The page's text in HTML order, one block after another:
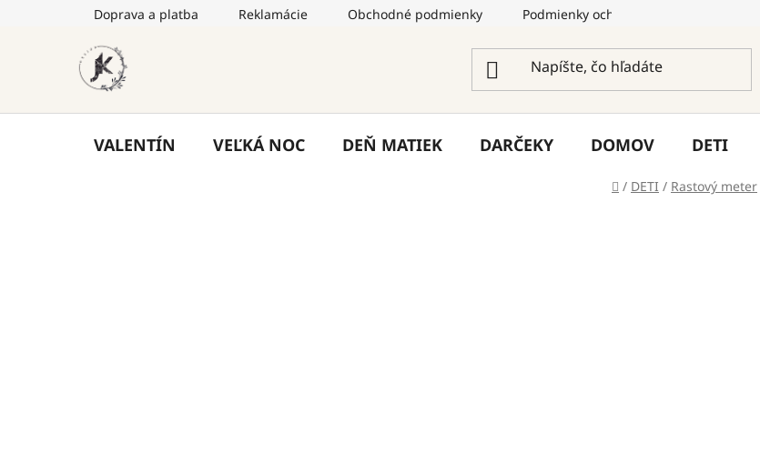
Doprava a platba Reklamácie Obchodné podmienky Podmienky ochrany osobných údajov
VALENTÍN VEĽKÁ NOC DEŇ MATIEK DARČEKY DOMOV DETI
Domov
/ DETI / Rastový meter